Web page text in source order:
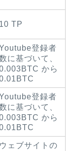
10 TP
登録者
に基づいて、
から
登録者
に基づいて、
から
ウェブサイトの